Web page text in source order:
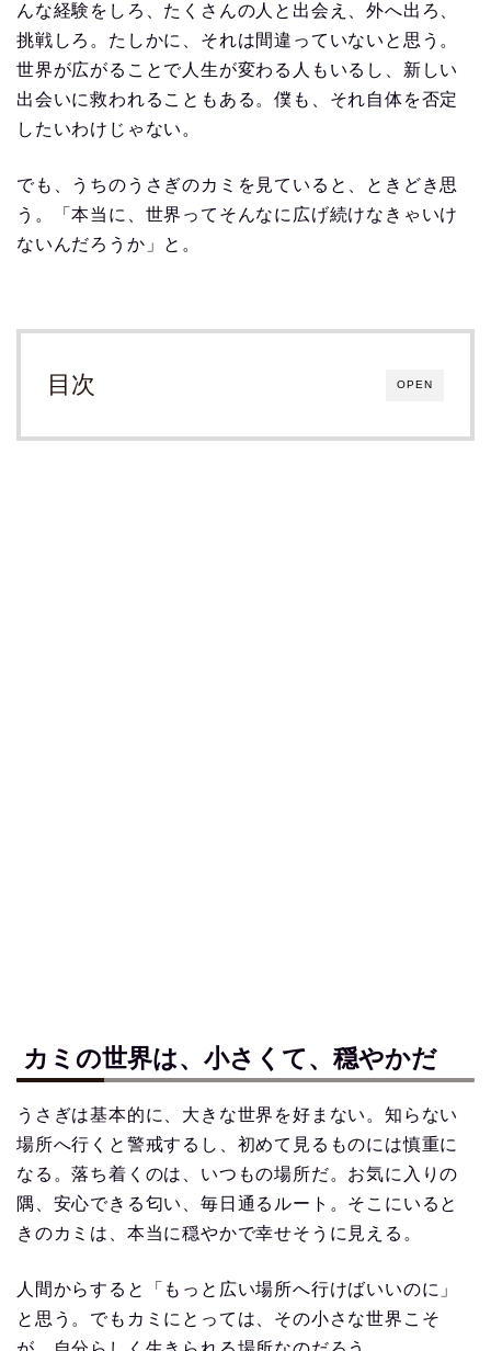
んな経験をしろ、たくさんの人と出会え、外へ出ろ、
挑戦しろ。たしかに、それは間違っていないと思う。
世界が広がることで人生が変わる人もいるし、新しい
出会いに救われることもある。僕も、それ自体を否定
したいわけじゃない。
でも、うちのうさぎのカミを見ていると、ときどき思
う。「本当に、世界ってそんなに広げ続けなきゃいけ
ないんだろうか」と。
OPEN
目次
カミの世界は、小さくて、穏やかだ
うさぎは基本的に、大きな世界を好まない。知らない
場所へ行くと警戒するし、初めて見るものには慎重に
なる。落ち着くのは、いつもの場所だ。お気に入りの
隅、安心できる匂い、毎日通るルート。そこにいると
きのカミは、本当に穏やかで幸せそうに見える。
人間からすると「もっと広い場所へ行けばいいのに」
と思う。でもカミにとっては、その小さな世界こそ